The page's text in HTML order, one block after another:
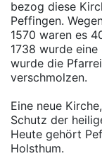
bezog diese
Peffingen.
1570 waren es
1738 wurde
wurde die
verschmolzen.
Eine neue
Schutz der
Heute gehört
Holsthum.